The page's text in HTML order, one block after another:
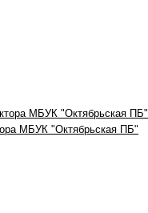
МБУК "Октябрьская ПБ"
МБУК "Октябрьская ПБ"